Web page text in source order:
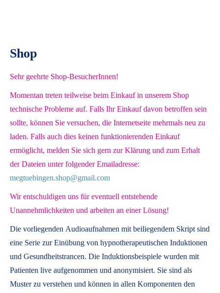
Shop
Sehr geehrte Shop-BesucherInnen!
Momentan treten teilweise beim Einkauf in unserem Shop
technische Probleme auf. Falls Ihr Einkauf davon betroffen sein
sollte, können Sie versuchen, die Internetseite mehrmals neu zu
laden. Falls auch dies keinen funktionierenden Einkauf
ermöglicht, melden Sie sich gern zur Klärung und zum Erhalt
der Dateien unter folgender Emailadresse:
megtuebingen.shop@gmail.com
Wir entschuldigen uns für eventuell entstehende
Unannehmlichkeiten und arbeiten an einer Lösung!
Die vorliegenden Audioaufnahmen mit beiliegendem Skript sind
eine Serie zur Einübung von hypnotherapeutischen Induktionen
und Gesundheitstrancen. Die Induktionsbeispiele wurden mit
Patienten live aufgenommen und anonymisiert. Sie sind als
Muster zu verstehen und können in allen Komponenten den